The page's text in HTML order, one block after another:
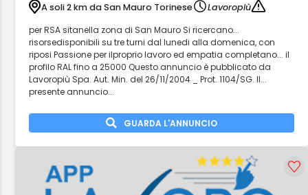
A soli 2 km da San Mauro Torinese
Lavoropiù
per RSA sitanella zona di San Mauro Si ricercano...
risorsedisponibili su tre turni dal lunedi alla domenica, con
riposi Passione per ilproprio lavoro ed empatia completano... il
profilo RAL fino a 25000 Questo annuncio è pubblicato da
Lavoropiù Spa. Aut. Min. del 26/11/2004 _ Prot. 1104/SG. Il...
presente annuncio...
GUARDA L'ANNUNCIO